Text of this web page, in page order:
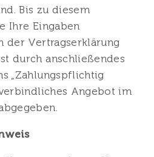
Bis zu diesem
Ihre Eingaben
der Vertragserklärung
durch anschließendes
„Zahlungspflichtig
Angebot im